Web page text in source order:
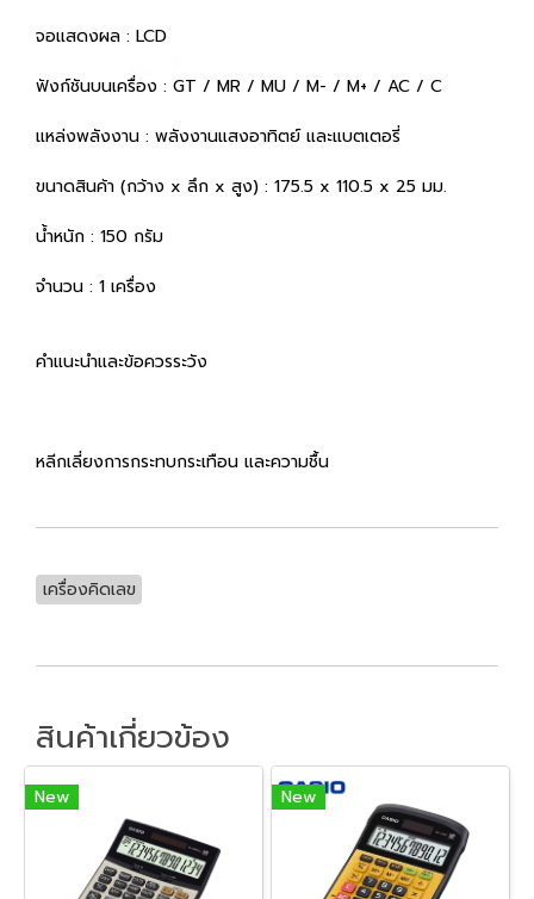
จอแสดงผล : LCD
ฟังก์ชันบนเครื่อง : GT / MR / MU / M- / M+ / AC / C
แหล่งพลังงาน : พลังงานแสงอาทิตย์ และแบตเตอรี่
ขนาดสินค้า (กว้าง x ลึก x สูง) : 175.5 x 110.5 x 25 มม.
น้ำหนัก : 150 กรัม
จำนวน : 1 เครื่อง
คำแนะนำและข้อควรระวัง
หลีกเลี่ยงการกระทบกระเทือน และความชื้น
เครื่องคิดเลข
สินค้าเกี่ยวข้อง
New New